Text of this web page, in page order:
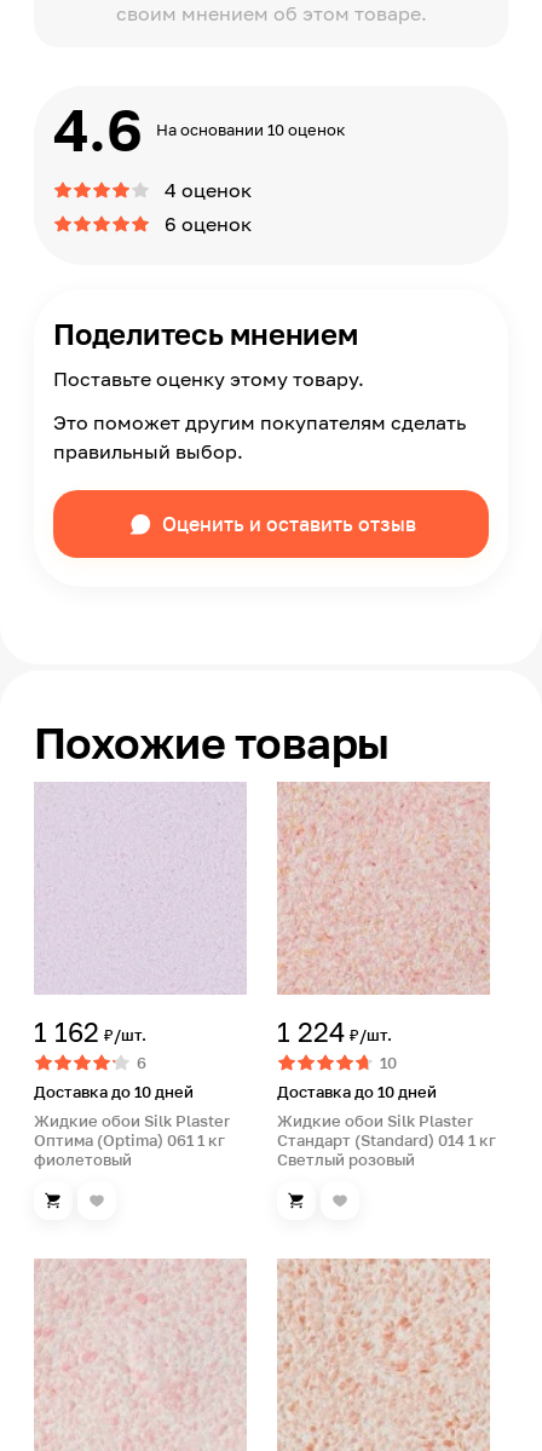
своим мнением об этом товаре.
4.6 На основании 10 оценок
4 оценок
6 оценок
Поделитесь мнением
Поставьте оценку этому товару.
Это поможет другим покупателям сделать
правильный выбор.
Оценить и оставить отзыв
Похожие товары
1 162 ₽/шт.
6
Доставка до 10 дней
Жидкие обои Silk Plaster
Оптима (Optima) 061 1 кг
фиолетовый
1 224 ₽/шт.
10
Доставка до 10 дней
Жидкие обои Silk Plaster
Стандарт (Standard) 014 1 кг
Светлый розовый